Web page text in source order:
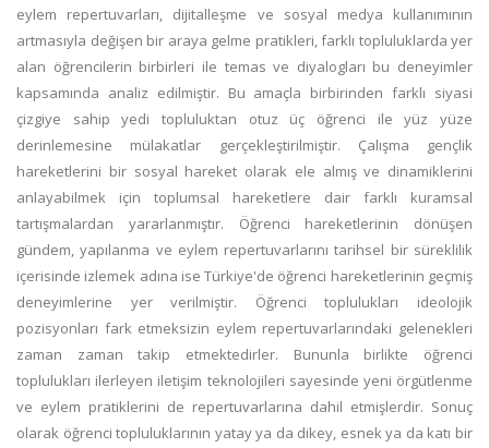
eylem repertuvarları, dijitalleşme ve sosyal medya kullanımının
artmasıyla değişen bir araya gelme pratikleri, farklı topluluklarda yer
alan öğrencilerin birbirleri ile temas ve diyalogları bu deneyimler
kapsamında analiz edilmiştir. Bu amaçla birbirinden farklı siyasi
çizgiye sahip yedi topluluktan otuz üç öğrenci ile yüz yüze
derinlemesine mülakatlar gerçekleştirilmiştir. Çalışma gençlik
hareketlerini bir sosyal hareket olarak ele almış ve dinamiklerini
anlayabilmek için toplumsal hareketlere dair farklı kuramsal
tartışmalardan yararlanmıştır. Öğrenci hareketlerinin dönüşen
gündem, yapılanma ve eylem repertuvarlarını tarihsel bir süreklilik
içerisinde izlemek adına ise Türkiye'de öğrenci hareketlerinin geçmiş
deneyimlerine yer verilmiştir. Öğrenci toplulukları ideolojik
pozisyonları fark etmeksizin eylem repertuvarlarındaki gelenekleri
zaman zaman takip etmektedirler. Bununla birlikte öğrenci
toplulukları ilerleyen iletişim teknolojileri sayesinde yeni örgütlenme
ve eylem pratiklerini de repertuvarlarına dahil etmişlerdir. Sonuç
olarak öğrenci topluluklarının yatay ya da dikey, esnek ya da katı bir